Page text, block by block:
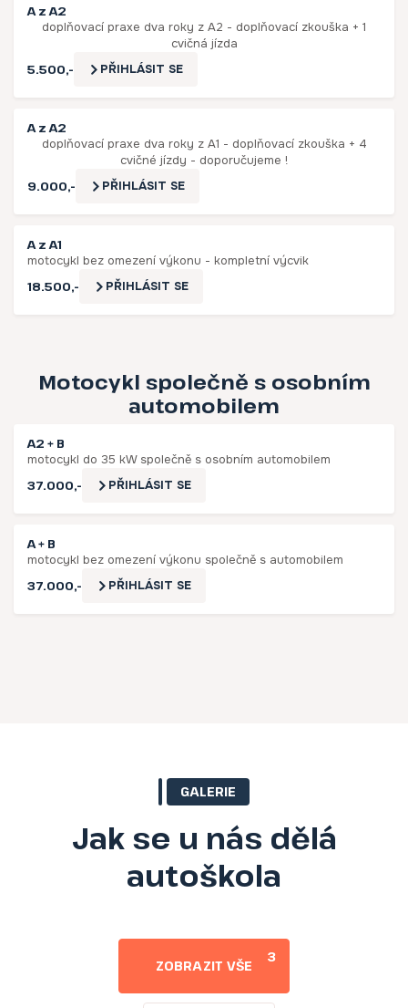
A z A2
doplňovací praxe dva roky z A2 - doplňovací zkouška + 1
cvičná jízda
5.500,- PŘIHLÁSIT SE
A z A2
doplňovací praxe dva roky z A1 - doplňovací zkouška + 4
cvičné jízdy - doporučujeme !
9.000,- PŘIHLÁSIT SE
A z A1
motocykl bez omezení výkonu - kompletní výcvik
18.500,- PŘIHLÁSIT SE
Motocykl společně s osobním
automobilem
A2 + B
motocykl do 35 kW společně s osobním automobilem
37.000,- PŘIHLÁSIT SE
A + B
motocykl bez omezení výkonu společně s automobilem
37.000,- PŘIHLÁSIT SE
GALERIE
Jak se u nás dělá
autoškola
ZOBRAZIT VŠE
3